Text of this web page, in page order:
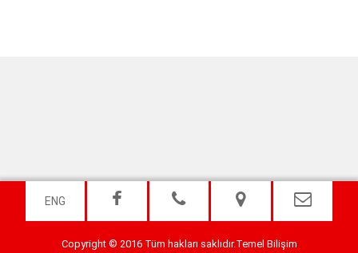
ENG
Copyright © 2016 Tüm hakları saklıdır.Temel Bilişim